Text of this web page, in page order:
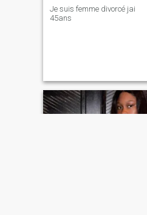
Je suis femme divorcé jai
45ans